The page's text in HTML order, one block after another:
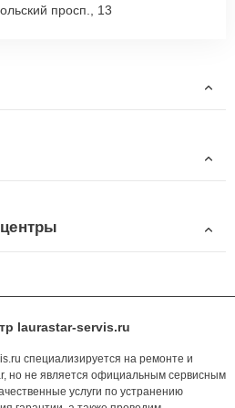
просп., 13
laurastar-servis.ru
специализируется на ремонте и
но не является официальным сервисным
услуги по устранению